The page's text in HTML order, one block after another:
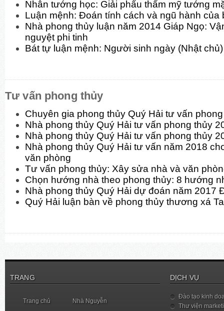
Nhân tướng học: Giải phẩu thẩm mỹ tướng
Luận mệnh: Đoán tính cách và ngũ hành của
Nhà phong thủy luận năm 2014 Giáp Ngọ:
nguyệt phi tinh
Bát tự luận mệnh: Người sinh ngày (Nhật
Tư vấn phong thủy
Chuyên gia phong thủy Quý Hải tư vấn
Nhà phong thủy Quý Hải tư vấn phong thủy
Nhà phong thủy Quý Hải tư vấn phong thủy
Nhà phong thủy Quý Hải tư vấn năm 2018
văn phòng
Tư vấn phong thủy: Xây sửa nhà và văn
Chọn hướng nhà theo phong thủy: 8 hướng
Nhà phong thủy Quý Hải dự đoán năm 2017
Quý Hải luận bàn về phong thủy thương xá
TRANG
Trang chủ Nhà Nguyễn
DỊCH VỤ
Đào tạo kinh
Thư viện